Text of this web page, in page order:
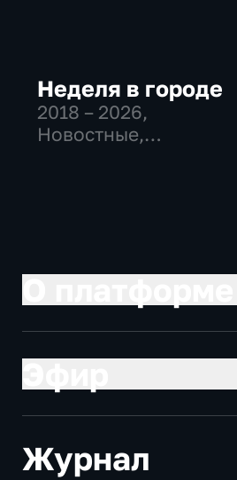
Неделя в городе
2018 – 2026,
Новостные,
Журнал